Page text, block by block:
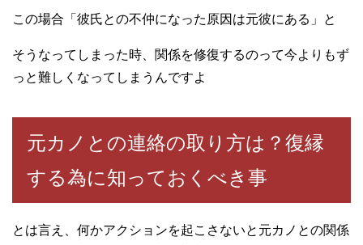
この場合「彼氏との不仲になった原因は元彼にある」と
そうなってしまった時、関係を修復するのって今よりもず
っと難しくなってしまうんですよ
元カノとの連絡の取り方は？復縁
する為に知っておくべき事
とは言え、何かアクションを起こさないと元カノとの関係